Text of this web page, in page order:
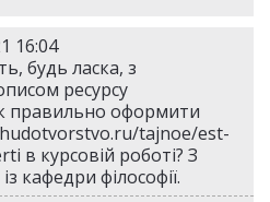
16:04
будь ласка, з
ресурсу
правильно оформити
tajnoe/est-
в курсовій роботі? З
кафедри філософії.